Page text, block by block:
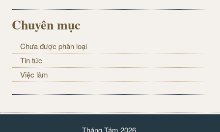
Chuyên mục
Chưa được phân loại
Tin tức
Việc làm
Tháng Tám 2026